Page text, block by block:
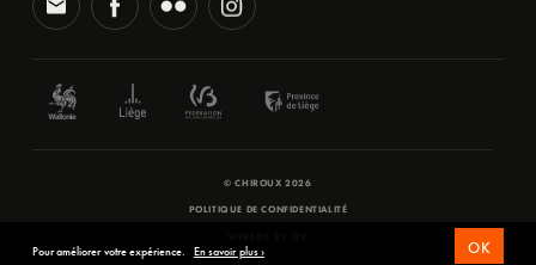
© CHIROUX 2026
POLITIQUE DE CONFIDENTIALITÉ
Pour améliorer votre expérience. En savoir plus › OK